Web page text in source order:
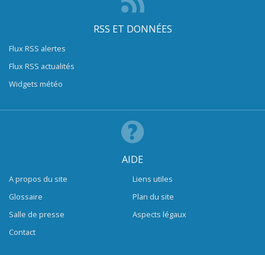
RSS ET DONNÉES
Flux RSS alertes
Flux RSS actualités
Widgets météo
AIDE
A propos du site
Glossaire
Salle de presse
Contact
Liens utiles
Plan du site
Aspects légaux